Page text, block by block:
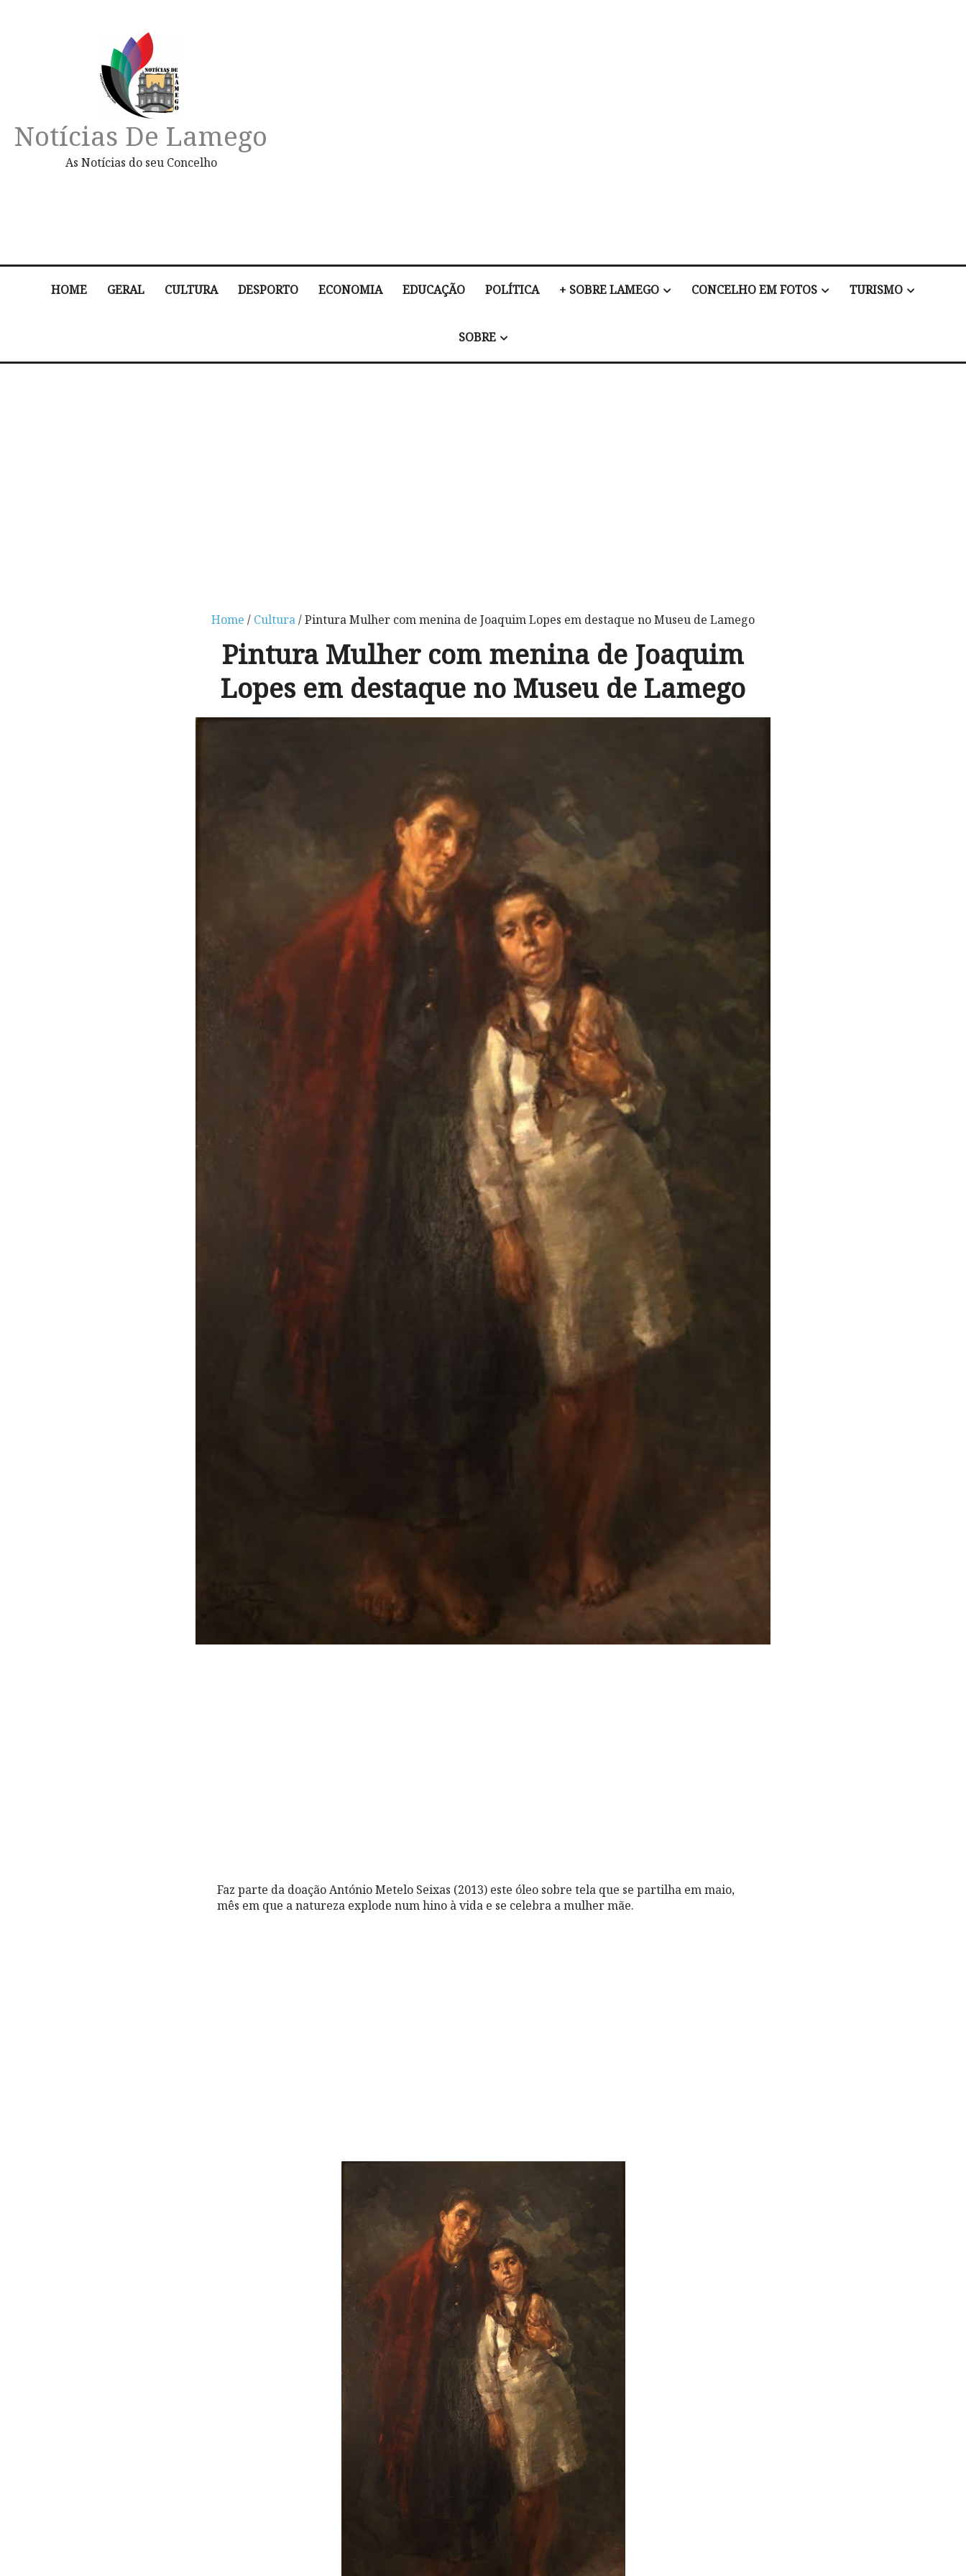
Notícias De Lamego
As Notícias do seu Concelho
HOME GERAL CULTURA DESPORTO ECONOMIA EDUCAÇÃO POLÍTICA + SOBRE LAMEGO CONCELHO EM FOTOS TURISMO
SOBRE
Home / Cultura/ Pintura Mulher com menina de Joaquim Lopes em destaque no Museu de Lamego
Pintura Mulher com menina de Joaquim
Lopes em destaque no Museu de Lamego
Faz parte da doação António Metelo Seixas (2013) este óleo sobre tela que se partilha em maio,
mês em que a natureza explode num hino à vida e se celebra a mulher mãe.